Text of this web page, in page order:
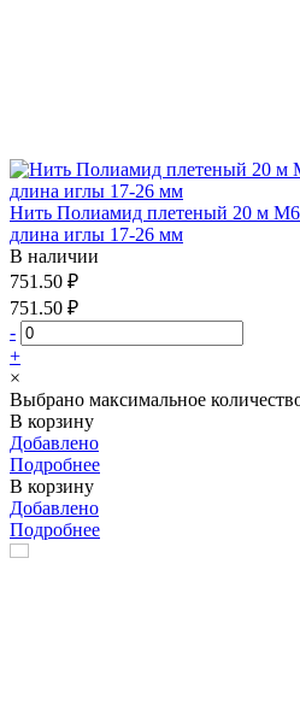
Нить Полиамид плетеный 20 м М6
длина иглы 17-26 мм
В наличии
751.50 ₽
751.50 ₽
-
+
×
Выбрано максимальное
В корзину
Добавлено
Подробнее
В корзину
Добавлено
Подробнее